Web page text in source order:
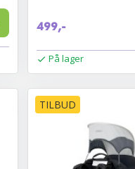
499,-
På lager
TILBUD